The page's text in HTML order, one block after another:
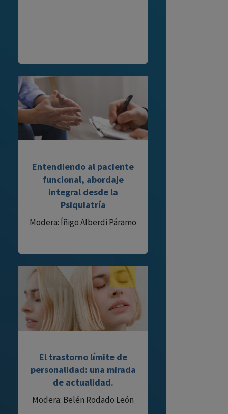
Entendiendo al paciente
funcional, abordaje
integral desde la
Psiquiatría
Modera: Íñigo Alberdi Páramo
El trastorno límite de
personalidad: una mirada
de actualidad.
Modera: Belén Rodado León